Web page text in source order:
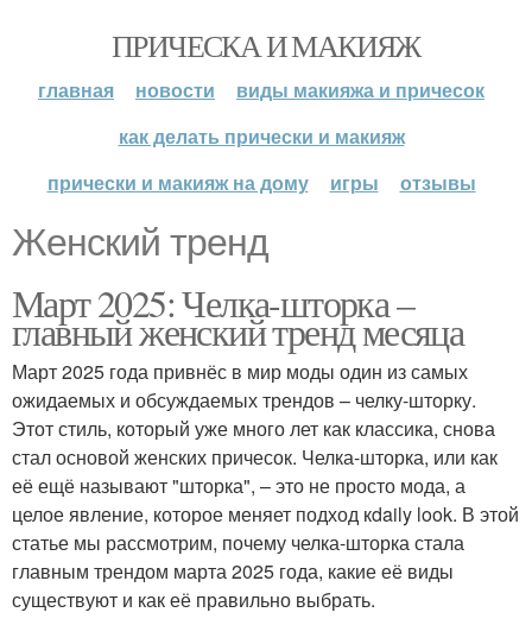
ПРИЧЕСКА И МАКИЯЖ
главная новости
виды макияжа и причесок
как делать прически и макияж
прически и макияж на дому
игры отзывы
Женский тренд
Март 2025: Челка-шторка –
главный женский тренд месяца
Март 2025 года привнёс в мир моды один из самых
ожидаемых и обсуждаемых трендов – челку-шторку.
Этот стиль, который уже много лет как классика, снова
стал основой женских причесок. Челка-шторка, или как
её ещё называют "шторка", – это не просто мода, а
целое явление, которое меняет подход кdaily look. В этой
статье мы рассмотрим, почему челка-шторка стала
главным трендом марта 2025 года, какие её виды
существуют и как её правильно выбрать.